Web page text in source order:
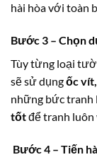
hài hòa với toàn
Bước 3 – Chọn
Tùy từng loại
sẽ sử dụngốc
những bức tranh
tốtđể tranh luôn
Bước 4 – Tiến